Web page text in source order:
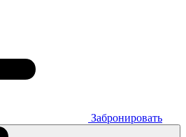
Забронировать